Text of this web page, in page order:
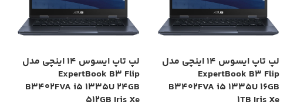
لپ تاپ ایسوس 14 اینچی مدل
ExpertBook B3 Flip
B3402FVA i5 1335U 16GB
1TB Iris Xe
لپ تاپ ایسوس 14 اینچی مدل
ExpertBook B3 Flip
B3402FVA i5 1335U 24GB
512GB Iris Xe